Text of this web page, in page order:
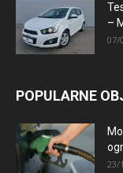
–
07/
POPULARNE
23/